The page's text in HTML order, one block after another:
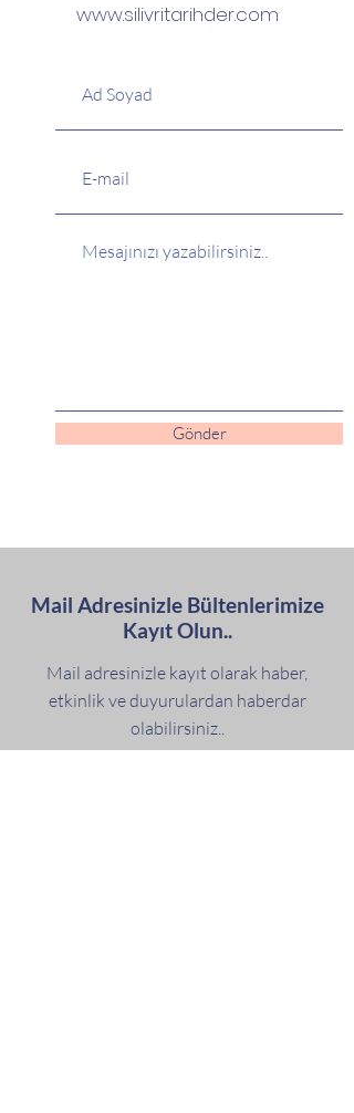
www.silivritarihder.com
Gönder
Mail Adresinizle Bültenlerimize
Kayıt Olun..
Mail adresinizle kayıt olarak haber,
etkinlik ve duyurulardan haberdar
olabilirsiniz..